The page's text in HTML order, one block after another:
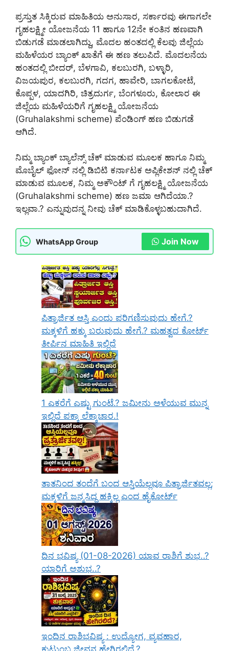
ಪ್ರಸ್ತುತ ಸಿಕ್ಕಿರುವ ಮಾಹಿತಿಯ ಅನುಸಾರ, ಸರ್ಕಾರವು ಈಗಾಗಲೇ
ಗೃಹಲಕ್ಷ್ಮೀ ಯೋಜನೆಯ 11 ಹಾಗೂ 12ನೇ ಕಂತಿನ ಹಣವಾಗಿ
ಬಿಡುಗಡೆ ಮಾಡಲಾಗಿದ್ದು, ಮೊದಲ ಹಂತದಲ್ಲಿ ಕೆಲವು ಜಿಲ್ಲೆಯ
ಮಹಿಳೆಯರ ಬ್ಯಾಂಕ್ ಖಾತೆಗೆ ಈ ಹಣ ತಲುಪಿದೆ. ಮೊದಲನೆಯ
ಹಂತದಲ್ಲಿ ಬೀದ‌ರ್, ಬೆಳಗಾವಿ, ಕಲಬುರಗಿ, ಬಳ್ಳಾರಿ,
ವಿಜಯಪುರ, ಕಲಬುರಗಿ, ಗದಗ, ಹಾವೇರಿ, ಬಾಗಲಕೋಟೆ,
ಕೊಪ್ಪಳ, ಯಾದಗಿರಿ, ಚಿತ್ರದುರ್ಗ, ಬೆಂಗಳೂರು, ಕೋಲಾರ ಈ
ಜಿಲ್ಲೆಯ ಮಹಿಳೆಯರಿಗೆ ಗೃಹಲಕ್ಷ್ಮಿ ಯೋಜನೆಯ
(Gruhalakshmi scheme) ಪೆಂಡಿಂಗ್ ಹಣ ಬಿಡುಗಡೆ
ಆಗಿದೆ.
ನಿಮ್ಮ ಬ್ಯಾಂಕ್ ಬ್ಯಾಲೆನ್ಸ್ ಚೆಕ್ ಮಾಡುವ ಮೂಲಕ ಹಾಗೂ ನಿಮ್ಮ
ಮೊಬೈಲ್ ಫೋನ್ ನಲ್ಲಿ ಡಿಬಿಟಿ ಕರ್ನಾಟಕ ಅಪ್ಲಿಕೇಶನ್ ನಲ್ಲಿ ಚೆಕ್
ಮಾಡುವ ಮೂಲಕ, ನಿಮ್ಮ ಅಕೌಂಟ್ ಗೆ ಗೃಹಲಕ್ಷ್ಮಿ ಯೋಜನೆಯ
(Gruhalakshmi scheme) ಹಣ ಜಮಾ ಆಗಿದೆಯಾ.?
ಇಲ್ಲವಾ.? ಎನ್ನುವುದನ್ನ ನೀವು ಚೆಕ್ ಮಾಡಿಕೊಳ್ಳಬಹುದಾಗಿದೆ.
WhatsApp Group Join Now
ಪಿತ್ರಾರ್ಜಿತ ಆಸ್ತಿ ಎಂದು ಪರಿಗಣಿಸುವುದು ಹೇಗೆ.?
ಮಕ್ಕಳಿಗೆ ಹಕ್ಕು ಬರುವುದು ಹೇಗೆ.? ಮಹತ್ವದ ಕೋರ್ಟ್
ತೀರ್ಪಿನ ಮಾಹಿತಿ ಇಲ್ಲಿದೆ
1 ಎಕರೆಗೆ ಎಷ್ಟು ಗುಂಟೆ.? ಜಮೀನು ಅಳೆಯುವ ಮುನ್ನ
ಇಲ್ಲಿದೆ ಪಕ್ಕಾ ಲೆಕ್ಕಾಚಾರ.!
ತಾತನಿಂದ ತಂದೆಗೆ ಬಂದ ಆಸ್ತಿಯೆಲ್ಲವೂ ಪಿತ್ರಾರ್ಜಿತವಲ್ಲ;
ಮಕ್ಕಳಿಗೆ ಜನ್ಮಸಿದ್ಧ ಹಕ್ಕಿಲ್ಲ ಎಂದ ಹೈಕೋರ್ಟ್
ದಿನ ಭವಿಷ್ಯ (01-08-2026) ಯಾವ ರಾಶಿಗೆ ಶುಭ..?
ಯಾರಿಗೆ ಅಶುಭ..?
ಇಂದಿನ ರಾಶಿಭವಿಷ್ಯ : ಉದ್ಯೋಗ, ವ್ಯವಹಾರ,